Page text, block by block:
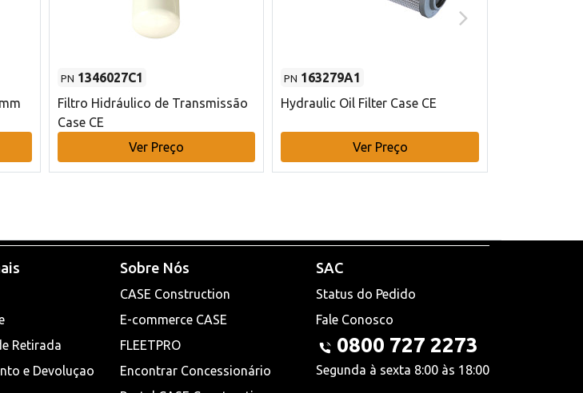
PN 1346027C1
Filtro Hidráulico de Transmissão
Case CE
Ver Preço
PN 163279A1
Hydraulic Oil Filter Case CE
Ver Preço
Retirada
e Devoluçao
Sobre Nós
CASE Construction
E-commerce CASE
FLEETPRO
Encontrar Concessionário
SAC
Status do Pedido
Fale Conosco
0800 727 2273
Segunda à sexta 8:00 às 18:00